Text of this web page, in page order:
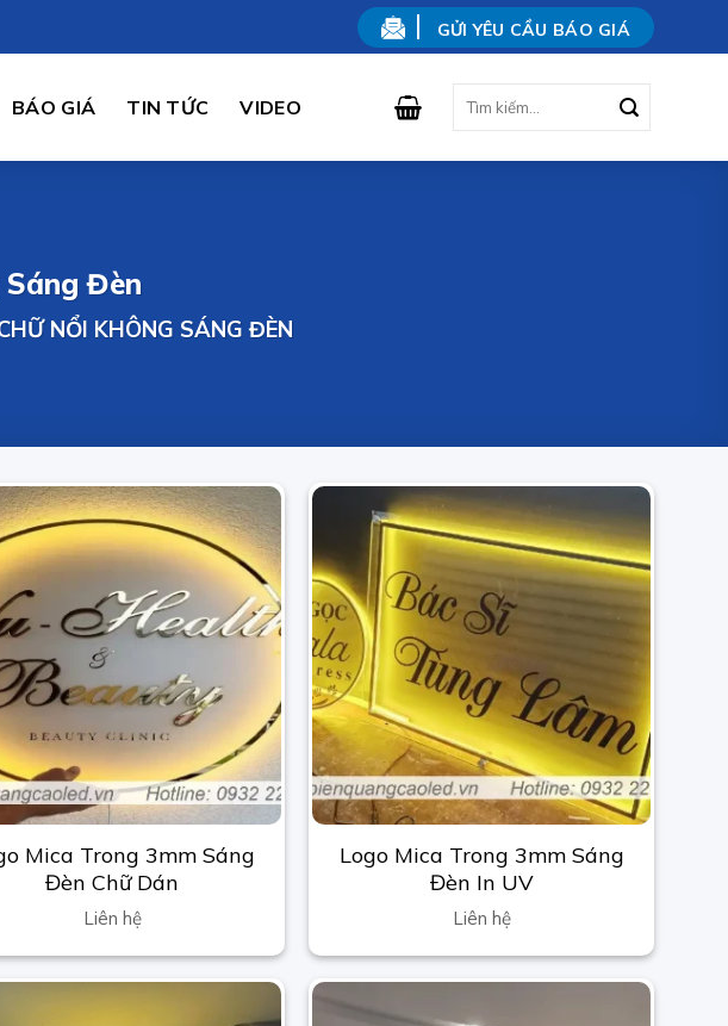
GỬI YÊU CẦU BÁO GIÁ
BÁO GIÁ TIN TỨC VIDEO
kiếm:
Sáng Đèn
NỔI KHÔNG SÁNG ĐÈN
Mica Trong 3mm Sáng
Đèn Chữ Dán
Liên hệ
Logo Mica Trong 3mm Sáng
Đèn In UV
Liên hệ